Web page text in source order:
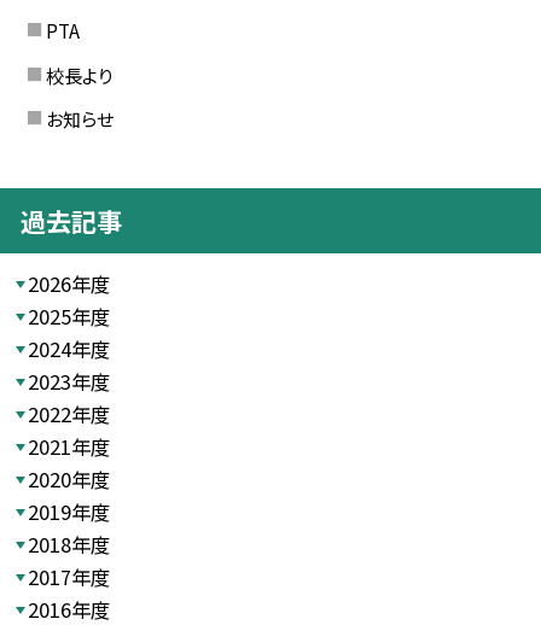
PTA
校長より
お知らせ
過去記事
2026年度
2025年度
2024年度
2023年度
2022年度
2021年度
2020年度
2019年度
2018年度
2017年度
2016年度